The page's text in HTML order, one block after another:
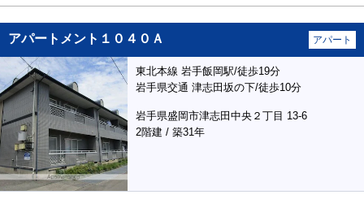
アパートメント１０４０Ａ アパート
東北本線 岩手飯岡駅/徒歩19分
岩手県交通 津志田坂の下/徒歩10分
岩手県盛岡市津志田中央２丁目 13-6
2階建 / 築31年